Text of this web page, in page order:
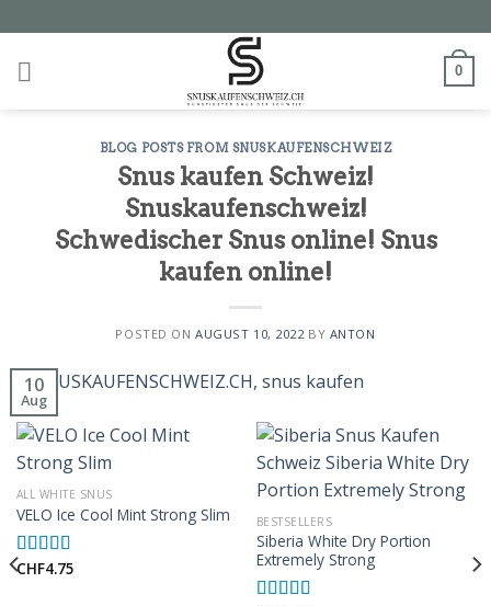
to
content
0
BLOG POSTS FROM SNUSKAUFENSCHWEIZ
Snus kaufen Schweiz!
Snuskaufenschweiz!
Schwedischer Snus online! Snus
kaufen online!
POSTED ONAUGUST 10, 2022 BY ANTON
10
Aug
ALL WHITE SNUS
VELO Ice Cool Mint Strong Slim
Rated5.00
CHF4.75
BESTSELLERS
Siberia White Dry Portion
Extremely Strong